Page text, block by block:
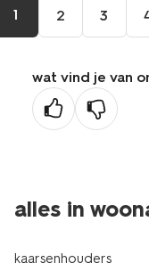
1 2 3
wat vind je van
alles in
kaarsenhouders